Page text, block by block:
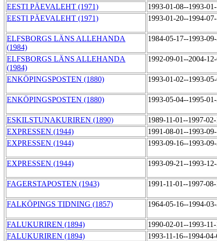
EESTI PÄEVALEHT (1971)
1993-01-08--1993-
EESTI PÄEVALEHT (1971)
1993-01-20--1994-
ELFSBORGS LÄNS ALLEHANDA
(1984)
1984-05-17--1993-
ELFSBORGS LÄNS ALLEHANDA
(1984)
1992-09-01--2004-
ENKÖPINGSPOSTEN (1880) 1993-01-02--1993-
ENKÖPINGSPOSTEN (1880) 1993-05-04--1995-
ESKILSTUNAKURIREN (1890)
1989-11-01--1997-
EXPRESSEN (1944)
1991-08-01--1993-
EXPRESSEN (1944)
1993-09-16--1993-
EXPRESSEN (1944) 1993-09-21--1993-
FAGERSTAPOSTEN (1943) 1991-11-01--1997-
FALKÖPINGS TIDNING (1857) 1964-05-16--1994-
FALUKURIREN (1894)
1990-02-01--1993-
FALUKURIREN (1894)
1993-11-16--1994-